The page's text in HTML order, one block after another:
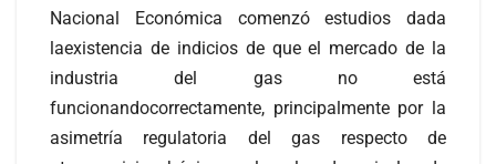
Nacional Económica comenzó estudios dada
laexistencia de indicios de que el mercado de la
industria del gas no está
funcionandocorrectamente, principalmente por la
asimetría regulatoria del gas respecto de